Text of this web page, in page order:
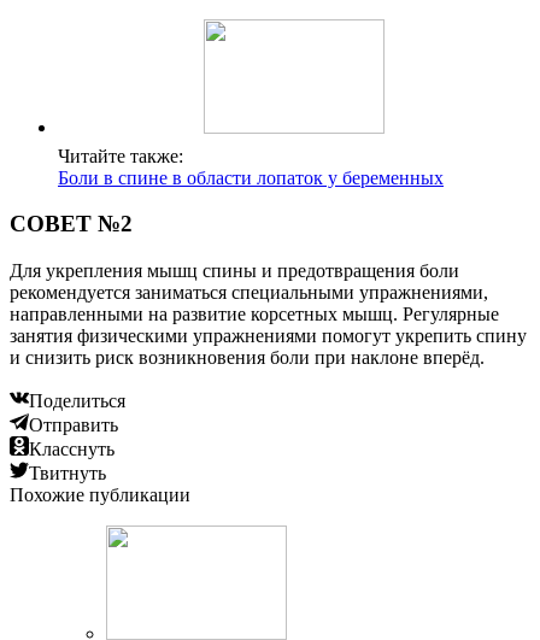
Читайте также:
Боли в спине в области лопаток у беременных
СОВЕТ №2
Для укрепления мышц спины и предотвращения боли
рекомендуется заниматься специальными упражнениями,
направленными на развитие корсетных мышц. Регулярные
занятия физическими упражнениями помогут укрепить спину
и снизить риск возникновения боли при наклоне вперёд.
Поделиться
Отправить
Класснуть
Твитнуть
Похожие публикации